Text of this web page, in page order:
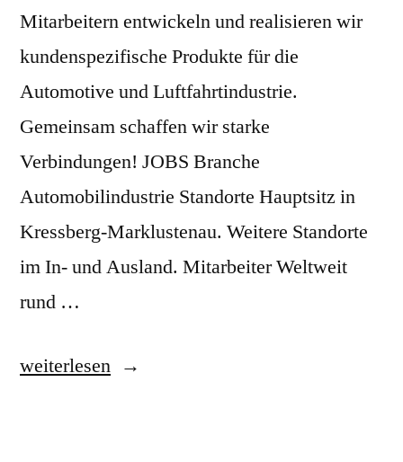
Mitarbeitern entwickeln und realisieren wir
kundenspezifische Produkte für die
Automotive und Luftfahrtindustrie.
Gemeinsam schaffen wir starke
Verbindungen! JOBS Branche
Automobilindustrie Standorte Hauptsitz in
Kressberg-Marklustenau. Weitere Standorte
im In- und Ausland. Mitarbeiter Weltweit
rund …
„KE
weiterlesen